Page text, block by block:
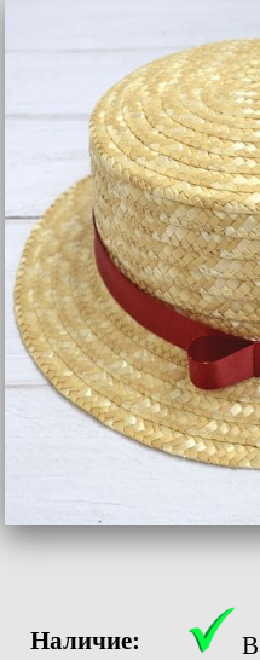
Наличие: В